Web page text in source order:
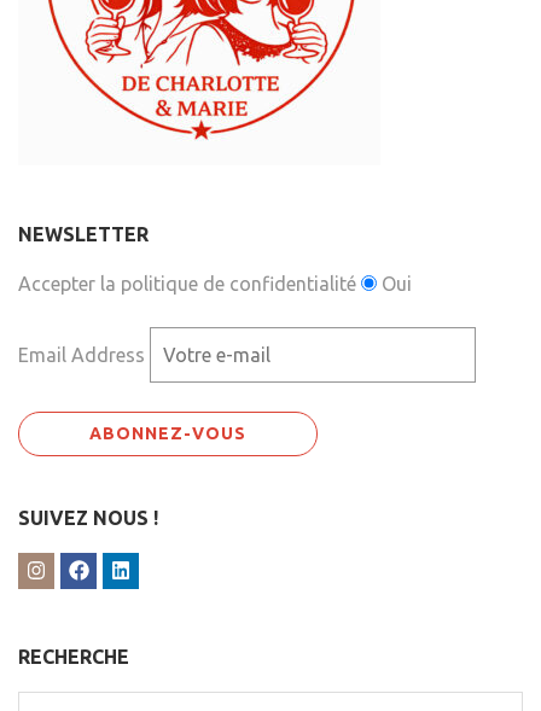
NEWSLETTER
Accepter la politique de confidentialité Oui
Email Address
SUIVEZ NOUS !
RECHERCHE